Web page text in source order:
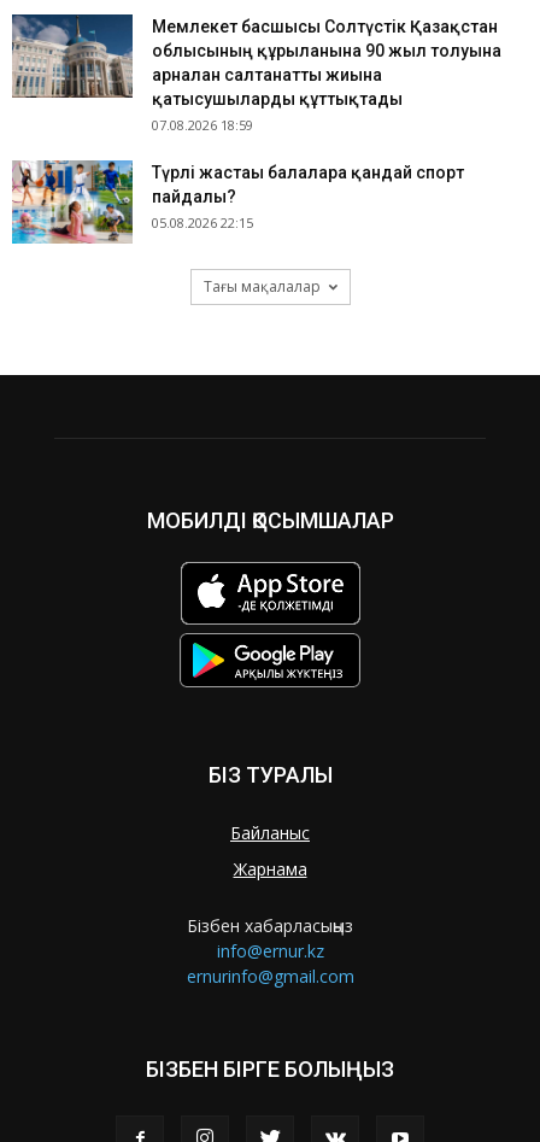
Мемлекет басшысы Солтүстік Қазақстан
облысының құрылғанына 90 жыл толуына
арналған салтанатты жиынға
қатысушыларды құттықтады
07.08.2026 18:59
​Түрлі жастағы балаларға қандай спорт
пайдалы?
05.08.2026 22:15
Тағы мақалалар
МОБИЛДІ ҚОСЫМШАЛАР
БІЗ ТУРАЛЫ
Байланыс
Жарнама
Бізбен хабарласыңыз
info@ernur.kz
ernurinfo@gmail.com
БІЗБЕН БІРГЕ БОЛЫҢЫЗ